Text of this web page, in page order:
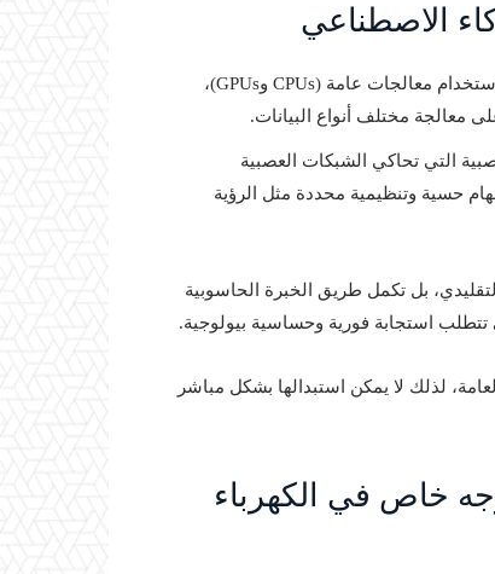
الاصطناعي
يعتمد عادة على الحوسبة الرقمية التقليدية باستخدام معالجات عامة (CPUs وGPUs)،
معالجة مختلف أنواع البيانات.
التي تحاكي الشبكات العصبية
حسية وتنظيمية محددة مثل الرؤية
بل تكمل طريق الخبرة الحاسوبية
استجابة فورية وحساسية بيولوجية.
لذلك لا يمكن استبدالها بشكل مباشر
خاص في الكهرباء